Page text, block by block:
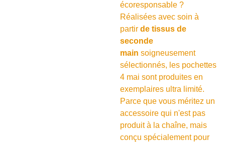
écoresponsable ?
Réalisées avec soin à
partirde tissus de
seconde
mainsoigneusement
sélectionnés, les pochettes
4 mai sont produites en
exemplaires ultra limité.
Parce que vous méritez un
accessoire qui n'est pas
produit à la chaîne, mais
conçu spécialement pour